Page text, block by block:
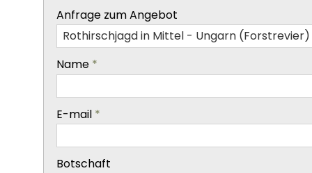
Anfrage zum Angebot
Name *
E-mail *
Botschaft